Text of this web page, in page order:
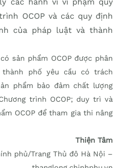
OCOP và các quy định
của pháp luật và thành
sản phẩm OCOP được phân
thành phố yêu cầu có trách
phẩm bảo đảm chất lượng
trình OCOP; duy trì và
OCOP để tham gia thi nâng
Thiện Tâm
phủ/Trang Thủ đô Hà Nội –